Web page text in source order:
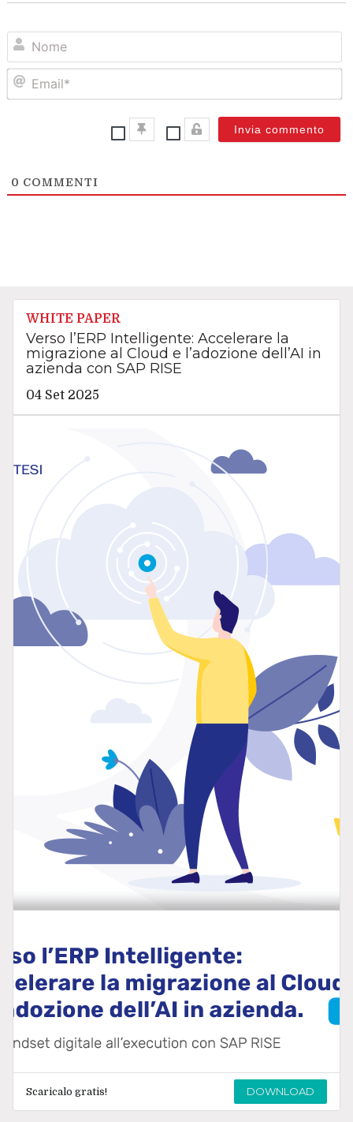
0 COMMENTI
WHITE PAPER
Verso l’ERP Intelligente: Accelerare la
migrazione al Cloud e l’adozione dell’AI in
azienda con SAP RISE
04 Set 2025
Scaricalo gratis! DOWNLOAD